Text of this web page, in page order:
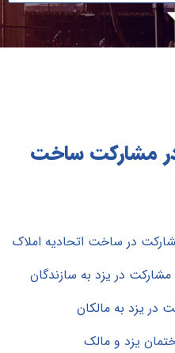
مشارکت ساخت
در ساخت اتحادیه املاک
در یزد به سازندگان
در یزد به مالکان
یزد و مالک